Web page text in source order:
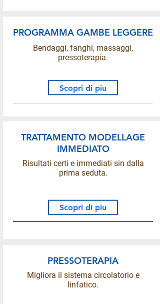
PROGRAMMA GAMBE LEGGERE
Bendaggi, fanghi, massaggi,
pressoterapia.
Scopri di piu
TRATTAMENTO MODELLAGE
IMMEDIATO
Risultati certi e immediati sin dalla
prima seduta.
Scopri di piu
PRESSOTERAPIA
Migliora il sistema circolatorio e
linfatico.